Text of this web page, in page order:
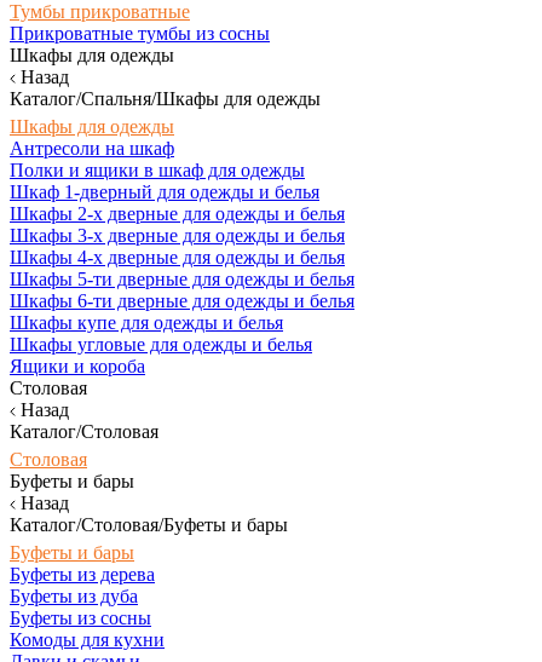
Тумбы прикроватные
Прикроватные тумбы из сосны
Шкафы для одежды
Назад
Каталог/Спальня/Шкафы для одежды
Шкафы для одежды
Антресоли на шкаф
Полки и ящики в шкаф для одежды
Шкаф 1-дверный для одежды и белья
Шкафы 2-х дверные для одежды и белья
Шкафы 3-х дверные для одежды и белья
Шкафы 4-х дверные для одежды и белья
Шкафы 5-ти дверные для одежды и белья
Шкафы 6-ти дверные для одежды и белья
Шкафы купе для одежды и белья
Шкафы угловые для одежды и белья
Ящики и короба
Столовая
Назад
Каталог/Столовая
Столовая
Буфеты и бары
Назад
Каталог/Столовая/Буфеты и бары
Буфеты и бары
Буфеты из дерева
Буфеты из дуба
Буфеты из сосны
Комоды для кухни